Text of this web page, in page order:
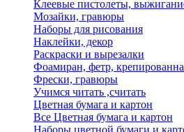
Клеевые пистолеты,
Мозайки, гравюры
Наборы для рисования
Наклейки, декор
Раскраски и вырезалки
Фоамиран, фетр,
Фрески, гравюры
Учимся читать ,считать
Цветная бумага и картон
Все Цветная бумага и картон
Наборы цветной бумаги и